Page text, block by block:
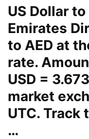
US Dollar
Emirates
to AED at
rate.
USD =
market
UTC. Track
…